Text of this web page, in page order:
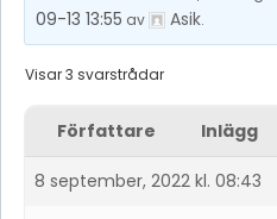
09-13 13:55 av Asik.
Visar 3 svarstrådar
Författare Inlägg
8 september, 2022 kl. 08:43